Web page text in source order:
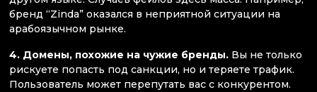
бренд “Zinda” оказался в неприятной ситуации на
арабоязычном рынке.
4. Домены, похожие на чужие бренды. Вы не только
рискуете попасть под санкции, но и теряете трафик.
Пользователь может перепутать вас с конкурентом.